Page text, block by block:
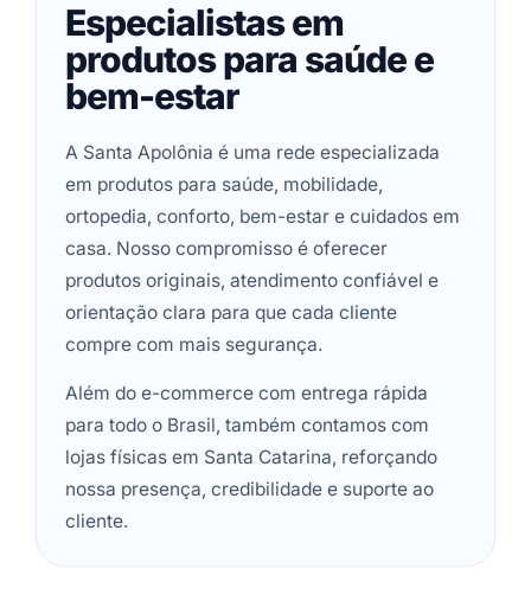
Especialistas em
produtos para saúde e
bem-estar
A Santa Apolônia é uma rede especializada
em produtos para saúde, mobilidade,
ortopedia, conforto, bem-estar e cuidados em
casa. Nosso compromisso é oferecer
produtos originais, atendimento confiável e
orientação clara para que cada cliente
compre com mais segurança.
Além do e-commerce com entrega rápida
para todo o Brasil, também contamos com
lojas físicas em Santa Catarina, reforçando
nossa presença, credibilidade e suporte ao
cliente.